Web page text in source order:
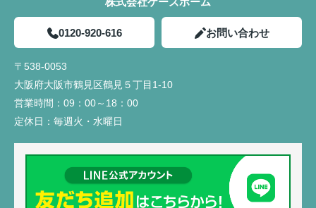
0120-920-616 お問い合わせ
〒538-0053
大阪府大阪市鶴見区鶴見５丁目1-10
営業時間： 09：00～18：00
定休日： 毎週火・水曜日